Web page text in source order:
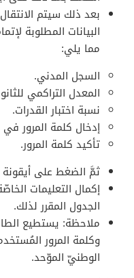
بعد ذلك سيتم
البيانات المطلوبة
مما يلي:
السجل المدني.
المعدل التراكمي
نسبة اختبار القدرات.
إدخال كلمة المرور
تأكيد كلمة المرور.
ثمَّ الضغط على أيقونة
إكمال التعليمات
الجدول المقرر لذلك.
ملاحظة: يستطيع
وكلمة المرور
الوطنيّ الموّحد.